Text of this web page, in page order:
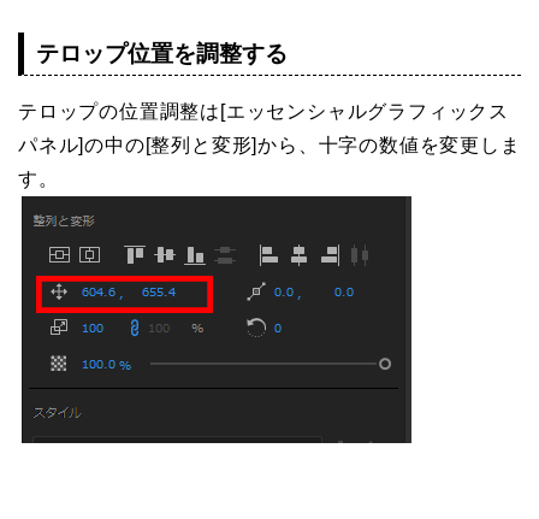
テロップ位置を調整する
テロップの位置調整は[エッセンシャルグラフィックス
パネル]の中の[整列と変形]から、十字の数値を変更しま
す。